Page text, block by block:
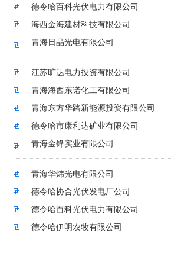
德令哈百科光伏电力有限公司
海西金海建材科技有限公司
青海日晶光电有限公司
江苏旷达电力投资有限公司
青海海西东诺化工有限公司
青海东方华路新能源投资有限公司
德令哈市康利达矿业有限公司
青海金锋实业有限公司
青海华炜光电有限公司
德令哈协合光伏发电厂公司
德令哈百科光伏电力有限公司
德令哈伊明农牧有限公司